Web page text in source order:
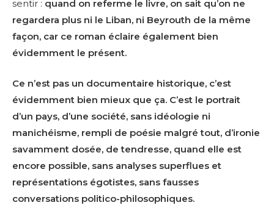
sentir : quand on referme le livre, on sait qu’on ne
regardera plus ni le Liban, ni Beyrouth de la même
façon, car ce roman éclaire également bien
évidemment le présent.
Ce n’est pas un documentaire historique, c’est
évidemment bien mieux que ça. C’est le portrait
d’un pays, d’une société, sans idéologie ni
manichéisme, rempli de poésie malgré tout, d’ironie
savamment dosée, de tendresse, quand elle est
encore possible, sans analyses superflues et
représentations égotistes, sans fausses
conversations politico-philosophiques.